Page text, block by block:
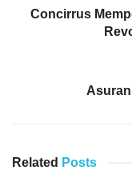
Concirrus
Related Posts